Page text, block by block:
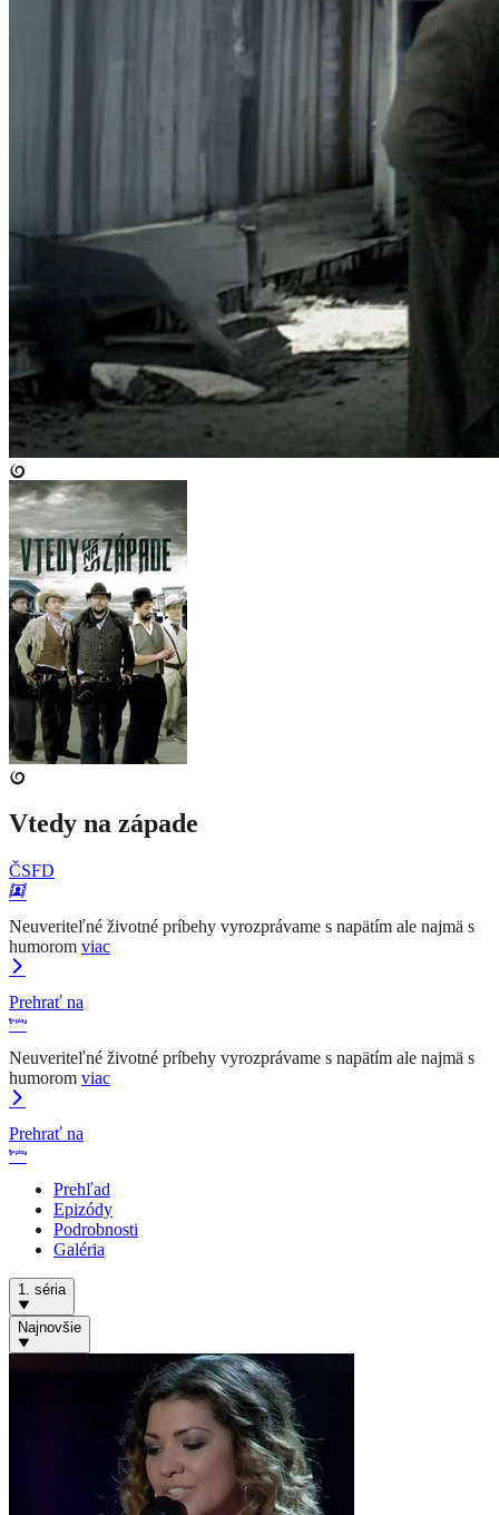
Vtedy na západe
ČSFD
Neuveriteľné životné príbehy vyrozprávame s napätím ale najmä s
humorom viac
Prehrať na
Neuveriteľné životné príbehy vyrozprávame s napätím ale najmä s
humorom viac
Prehrať na
Prehľad
Epizódy
Podrobnosti
Galéria
1. séria
Najnovšie